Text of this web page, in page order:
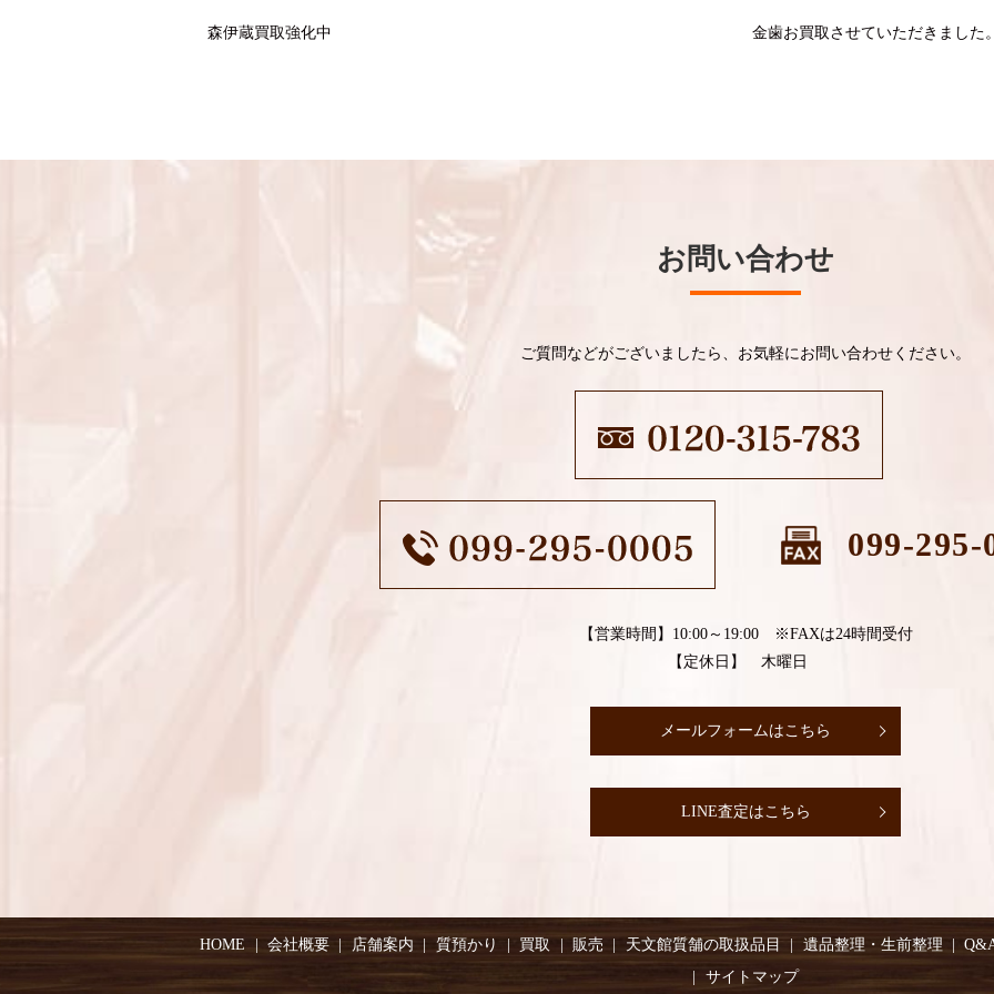
森伊蔵買取強化中 金歯お買取させていただきました
お問い合わせ
ご質問などがございましたら、お気軽にお問い合わせください。
099-295-
【営業時間】10:00～19:00 ※FAXは24時間受付
【定休日】 木曜日
メールフォームはこちら
LINE査定はこちら
HOME 会社概要 店舗案内 質預かり 買取 販売 天文館質舗の取扱品目 遺品整理・生前整理
サイトマップ